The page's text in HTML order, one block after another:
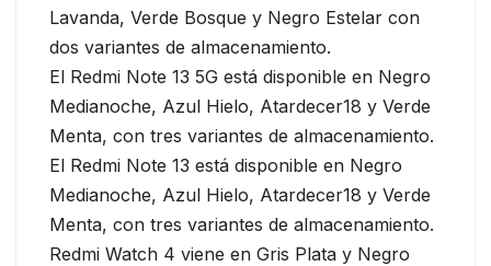
Lavanda, Verde Bosque y Negro Estelar con
dos variantes de almacenamiento.
El Redmi Note 13 5G está disponible en Negro
Medianoche, Azul Hielo, Atardecer18 y Verde
Menta, con tres variantes de almacenamiento.
El Redmi Note 13 está disponible en Negro
Medianoche, Azul Hielo, Atardecer18 y Verde
Menta, con tres variantes de almacenamiento.
Redmi Watch 4 viene en Gris Plata y Negro